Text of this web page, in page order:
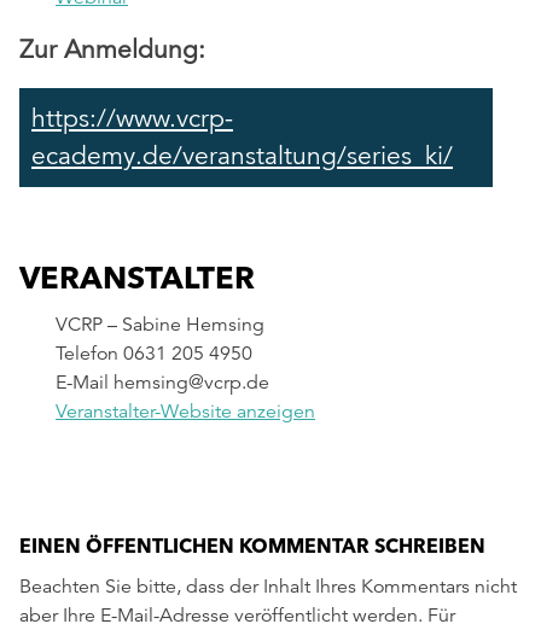
Zur Anmeldung:
https://www.vcrp-
ecademy.de/veranstaltung/series_ki/
VERANSTALTER
VCRP – Sabine Hemsing
Telefon 0631 205 4950
E-Mail hemsing@vcrp.de
Veranstalter-Website anzeigen
EINEN ÖFFENTLICHEN KOMMENTAR SCHREIBEN
Beachten Sie bitte, dass der Inhalt Ihres Kommentars nicht
aber Ihre E-Mail-Adresse veröffentlicht werden. Für